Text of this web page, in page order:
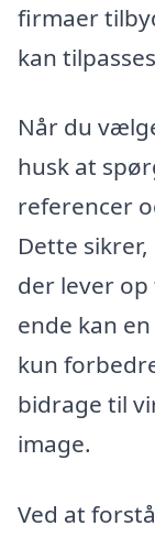
firmaer
kan
Når du
husk at
referencer
Dette
der lever
ende kan
kun
bidrage til
image.
Ved at